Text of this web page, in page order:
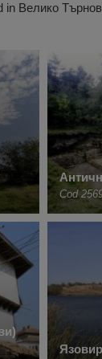
in Велико
Cod